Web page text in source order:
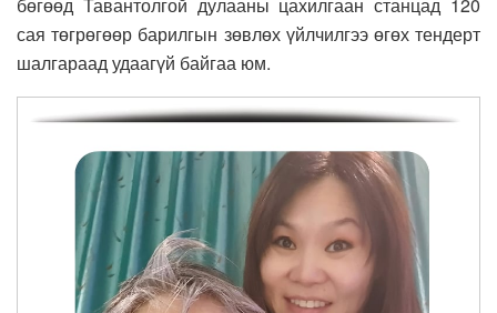
сая төгрөгөөр барилгын зөвлөх үйлчилгээ өгөх тендерт
шалгараад удаагүй байгаа юм.